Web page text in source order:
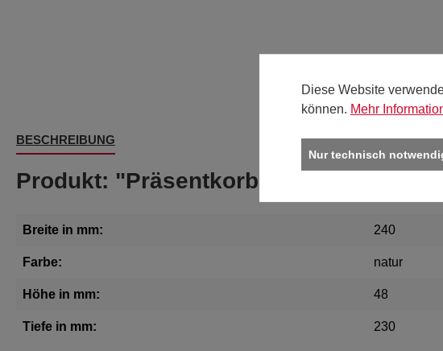
BESCHREIBUNG
Produkt: "Präsentkorb 6-eckig, E-Welle"
Breite in mm: 240
Farbe: natur
Höhe in mm: 48
Tiefe in mm: 230
Diese Website
können. Mehr
Nur technisch